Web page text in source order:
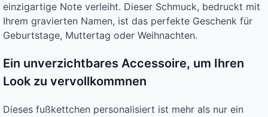
einzigartige Note verleiht. Dieser Schmuck, bedruckt mit
Ihrem gravierten Namen, ist das perfekte Geschenk für
Geburtstage, Muttertag oder Weihnachten.
Ein unverzichtbares Accessoire, um Ihren
Look zu vervollkommnen
Dieses fußkettchen personalisiert ist mehr als nur ein